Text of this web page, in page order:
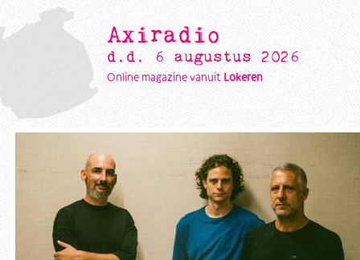
Axiradio
d.d. 6 augustus 2026
Online magazine vanuit Lokeren